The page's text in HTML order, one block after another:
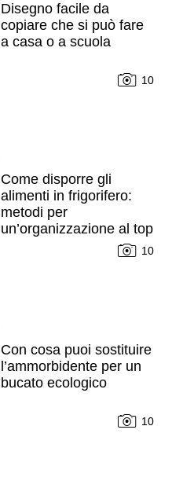
Disegno facile da
copiare che si può fare
a casa o a scuola
10
Come disporre gli
alimenti in frigorifero:
metodi per
un’organizzazione al top
10
Con cosa puoi sostituire
l’ammorbidente per un
bucato ecologico
10